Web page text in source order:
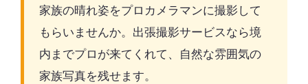
家族の晴れ姿をプロカメラマンに撮影して
もらいませんか。出張撮影サービスなら境
内までプロが来てくれて、自然な雰囲気の
家族写真を残せます。